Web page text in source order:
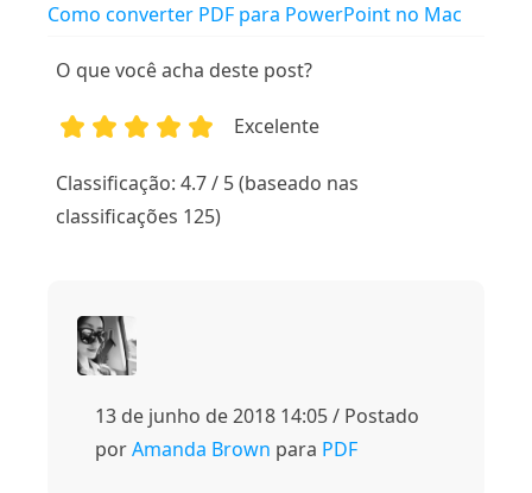
Como converter PDF para PowerPoint no Mac
O que você acha deste post?
Excelente
Classificação: 4.7 / 5 (baseado nas
classificações 125)
13 de junho de 2018 14:05 / Postado
porAmanda Brown para PDF